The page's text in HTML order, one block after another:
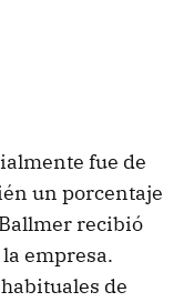
fue de
un porcentaje
recibió
empresa.
de